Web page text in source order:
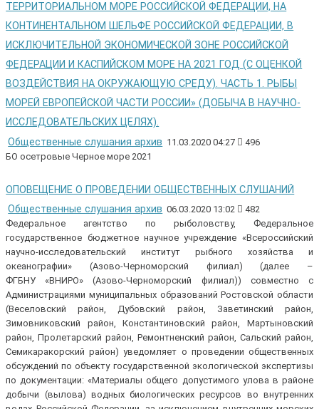
ТЕРРИТОРИАЛЬНОМ МОРЕ РОССИЙСКОЙ ФЕДЕРАЦИИ, НА
КОНТИНЕНТАЛЬНОМ ШЕЛЬФЕ РОССИЙСКОЙ ФЕДЕРАЦИИ, В
ИСКЛЮЧИТЕЛЬНОЙ ЭКОНОМИЧЕСКОЙ ЗОНЕ РОССИЙСКОЙ
ФЕДЕРАЦИИ И КАСПИЙСКОМ МОРЕ НА 2021 ГОД (С ОЦЕНКОЙ
ВОЗДЕЙСТВИЯ НА ОКРУЖАЮЩУЮ СРЕДУ). ЧАСТЬ 1. РЫБЫ
МОРЕЙ ЕВРОПЕЙСКОЙ ЧАСТИ РОССИИ» (ДОБЫЧА В НАУЧНО-
ИССЛЕДОВАТЕЛЬСКИХ ЦЕЛЯХ).
Общественные слушания архив 11.03.2020 04:27
496
БО осетровые Черное море 2021
ОПОВЕЩЕНИЕ О ПРОВЕДЕНИИ ОБЩЕСТВЕННЫХ СЛУШАНИЙ
Общественные слушания архив 06.03.2020 13:02
482
Федеральное агентство по рыболовству, Федеральное
государственное бюджетное научное учреждение «Всероссийский
научно-исследовательский институт рыбного хозяйства и
океанографии» (Азово-Черноморский филиал) (далее –
ФГБНУ «ВНИРО» (Азово-Черноморский филиал)) совместно с
Администрациями муниципальных образований Ростовской области
(Веселовский район, Дубовский район, Заветинский район,
Зимовниковский район, Константиновский район, Мартыновский
район, Пролетарский район, Ремонтненский район, Сальский район,
Семикаракорский район) уведомляет о проведении общественных
обсуждений по объекту государственной экологической экспертизы
по документации: «Материалы общего допустимого улова в районе
добычи (вылова) водных биологических ресурсов во внутренних